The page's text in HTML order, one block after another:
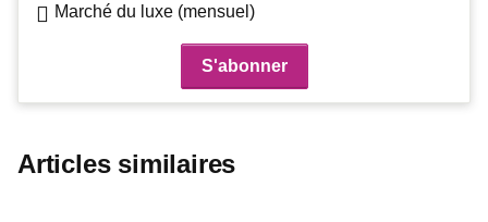
Marché du luxe (mensuel)
Articles similaires